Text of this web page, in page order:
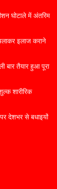
घोटाले में अंतरिम
इलाज कराने
बार तैयार हुआ पूरा
शारीरिक
पर देशभर से बधाइयों